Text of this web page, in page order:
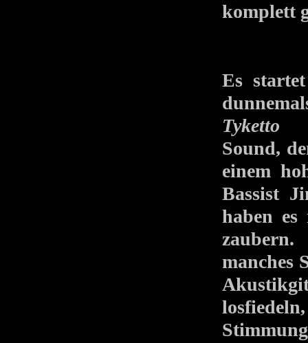
komplett
Es
Tyketto
Sound,
einem
Bassist
haben
manches